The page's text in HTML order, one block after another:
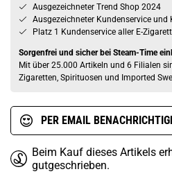
Ausgezeichneter Trend Shop 2024
Ausgezeichneter Kundenservice und
Platz 1 Kundenservice aller E-
Sorgenfrei und sicher bei Steam-Time
Mit über 25.000 Artikeln und 6 Filialen
Zigaretten, Spirituosen und Imported
PER EMAIL
Beim Kauf dieses Artikels
gutgeschrieben.